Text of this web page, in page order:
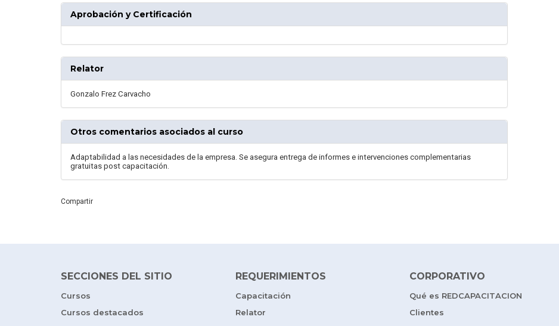
Aprobación y Certificación
Relator
Gonzalo Frez Carvacho
Otros comentarios asociados al curso
Adaptabilidad a las necesidades de la empresa. Se asegura entrega de informes e intervenciones complementarias
gratuitas post capacitación.
Compartir
SECCIONES DEL SITIO
Cursos
Cursos destacados
REQUERIMIENTOS
Capacitación
Relator
CORPORATIVO
Qué es REDCAPACITACION
Clientes